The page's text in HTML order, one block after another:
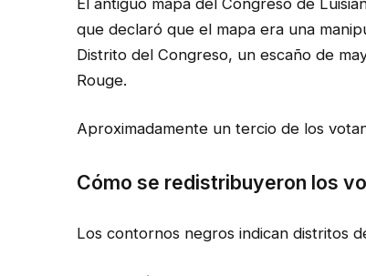
que declaró que el mapa era una
Distrito del Congreso, un escaño de
Rouge.
Aproximadamente un tercio de los
Cómo se redistribuyeron los
Los contornos negros indican distritos